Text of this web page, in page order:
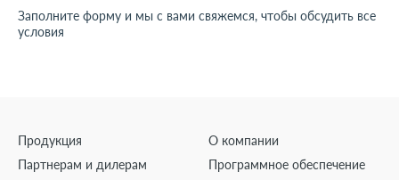
Заполните форму и мы с вами свяжемся, чтобы обсудить все
условия
Продукция
О компании
Партнерам и дилерам
Программное обеспечение